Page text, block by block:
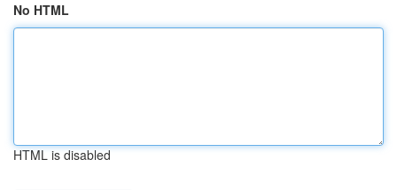
No HTML
HTML is disabled